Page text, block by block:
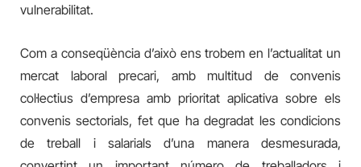
vulnerabilitat.
Com a conseqüència d’això ens trobem en l’actualitat un
mercat laboral precari, amb multitud de convenis
col·lectius d’empresa amb prioritat aplicativa sobre els
convenis sectorials, fet que ha degradat les condicions
de treball i salarials d’una manera desmesurada,